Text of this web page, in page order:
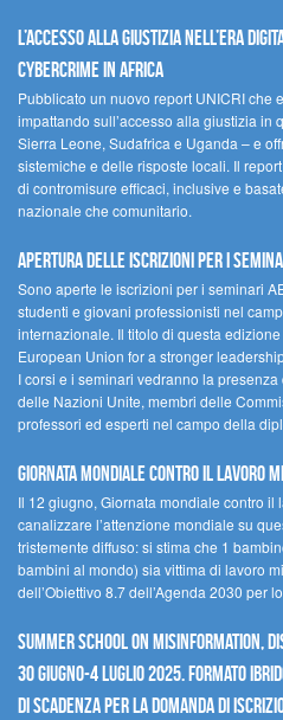
L’accesso alla giustizia nell’era
cybercrime in Africa
Pubblicato un nuovo report UNICRI che
impattando sull’accesso alla giustizia in
Sierra Leone, Sudafrica e Uganda – e
sistemiche e delle risposte locali. Il
di contromisure efficaci, inclusive e
nazionale che comunitario.
Apertura delle iscrizioni per i
Sono aperte le iscrizioni per i seminari
studenti e giovani professionisti nel
internazionale. Il titolo di questa
European Union for a stronger
I corsi e i seminari vedranno la
delle Nazioni Unite, membri delle
professori ed esperti nel campo della
Giornata mondiale contro il lavoro
Il 12 giugno, Giornata mondiale contro il
canalizzare l’attenzione mondiale su
tristemente diffuso: si stima che 1
bambini al mondo) sia vittima di lavoro
dell’Obiettivo 8.7 dell’Agenda 2030 per
Summer School on Misinformation,
30 giugno-4 luglio 2025. Formato
di scadenza per la domanda di